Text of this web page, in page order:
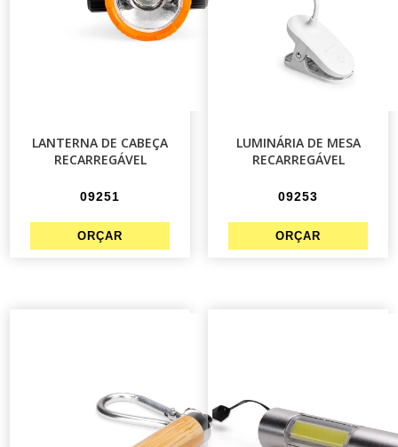
LANTERNA DE CABEÇA
RECARREGÁVEL
09251
LUMINÁRIA DE MESA
RECARREGÁVEL
09253